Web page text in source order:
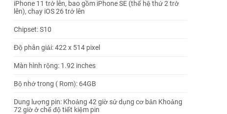
iPhone 11 trở lên, bao gồm iPhone SE (thế hệ thứ 2 trở
lên), chạy iOS 26 trở lên
Chipset: S10
Độ phân giải: 422 x 514 pixel
Màn hình rộng: 1.92 inches
Bộ nhớ trong ( Rom): 64GB
Dung lượng pin: Khoảng 42 giờ sử dụng cơ bản Khoảng
72 giờ ở chế độ tiết kiệm pin